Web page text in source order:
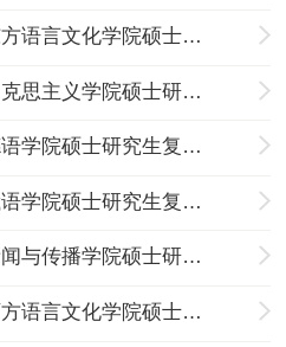
2020年西安外国语大学东方语言文化学院硕士研究生复试工作实施细则
2020年西安外国语大学马克思主义学院硕士研究生复试工作实施细则
2020年​西安外国语大学德语学院硕士研究生复试工作实施细则
2020年西安外国语大学俄语学院硕士研究生复试工作实施细则
2020年西安外国语大学新闻与传播学院硕士研究生复试工作实施细则
2020年西安外国语大学西方语言文化学院硕士研究生复试工作实施细则